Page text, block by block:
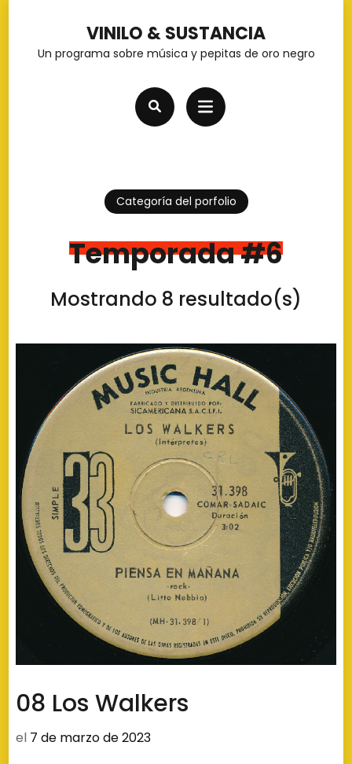
VINILO & SUSTANCIA
Un programa sobre música y pepitas de oro negro
Categoría del porfolio
Temporada #6
Mostrando 8 resultado(s)
08 Los Walkers
el 7 de marzo de 2023